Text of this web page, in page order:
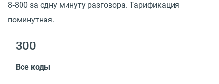
8‑800 за одну минуту разговора. Тарификация
поминутная.
300
Все коды